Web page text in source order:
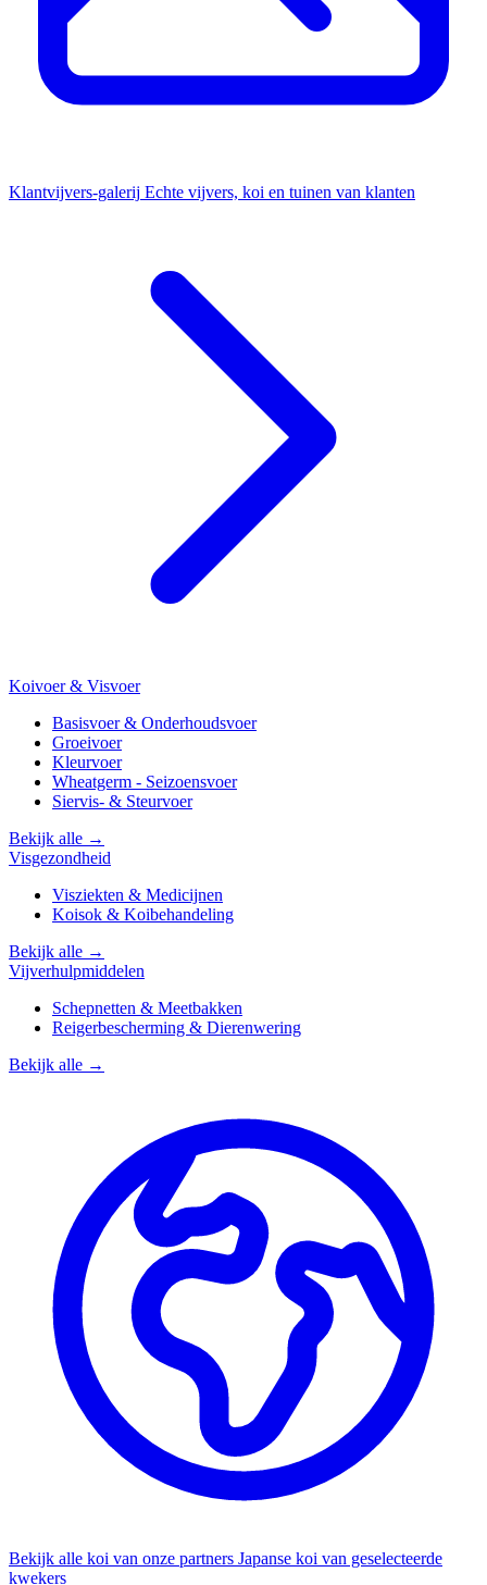
Klantvijvers-galerij Echte vijvers, koi en tuinen van klanten
Koivoer & Visvoer
Basisvoer & Onderhoudsvoer
Groeivoer
Kleurvoer
Wheatgerm - Seizoensvoer
Siervis- & Steurvoer
Bekijk alle →
Visgezondheid
Visziekten & Medicijnen
Koisok & Koibehandeling
Bekijk alle →
Vijverhulpmiddelen
Schepnetten & Meetbakken
Reigerbescherming & Dierenwering
Bekijk alle →
Bekijk alle koi van onze partners Japanse koi van geselecteerde
kwekers